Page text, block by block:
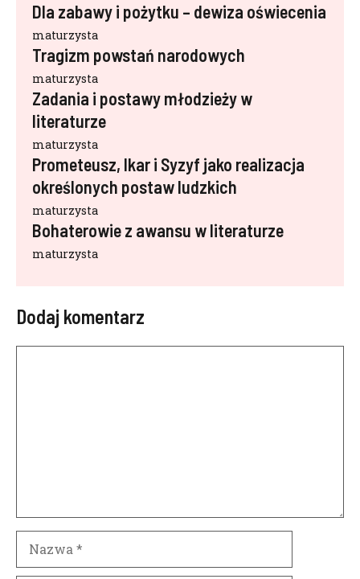
Dla zabawy i pożytku – dewiza oświecenia
maturzysta
Tragizm powstań narodowych
maturzysta
Zadania i postawy młodzieży w
literaturze
maturzysta
Prometeusz, Ikar i Syzyf jako realizacja
określonych postaw ludzkich
maturzysta
Bohaterowie z awansu w literaturze
maturzysta
Dodaj komentarz